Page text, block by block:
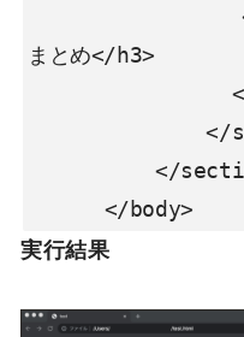
                <h3>セクションについての
まとめ</h3>
              </section>
          </section>
      </body>
実行結果